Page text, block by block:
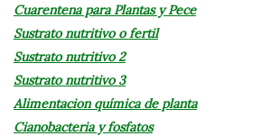
Cuarentena para Plantas y Pece
Sustrato nutritivo o fertil
Sustrato nutritivo 2
Sustrato nutritivo 3
Alimentacion química de planta
Cianobacteria y fosfatos